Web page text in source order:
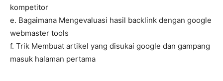
kompetitor
e. Bagaimana Mengevaluasi hasil backlink dengan google
webmaster tools
f. Trik Membuat artikel yang disukai google dan gampang
masuk halaman pertama